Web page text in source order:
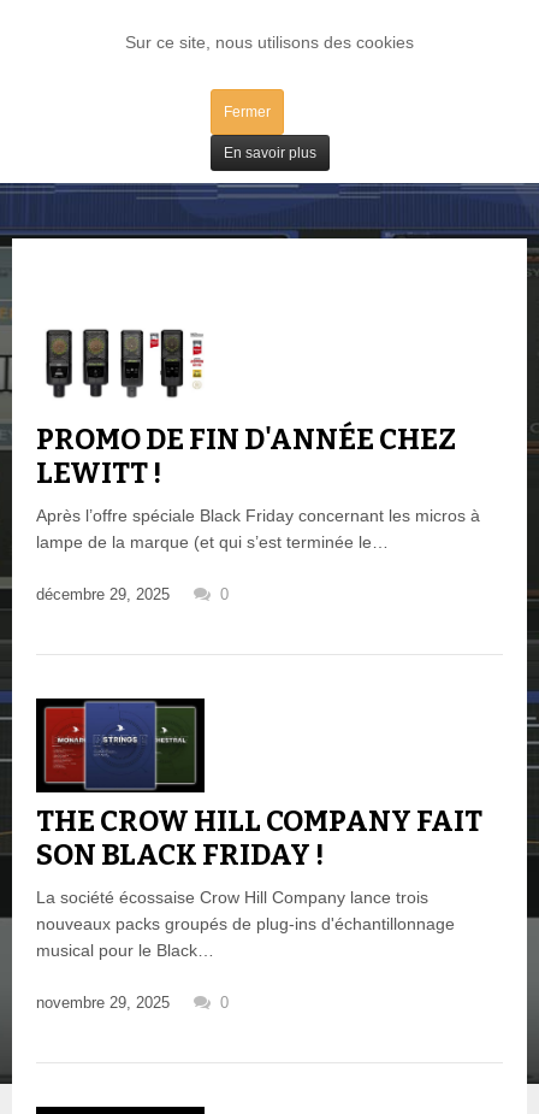
Sur ce site, nous utilisons des cookies
Fermer
En savoir plus
LOG IN
Bons Plans
PROMO DE FIN D'ANNÉE CHEZ
LEWITT !
Après l’offre spéciale Black Friday concernant les micros à
lampe de la marque (et qui s’est terminée le…
décembre 29, 2025 0
THE CROW HILL COMPANY FAIT
SON BLACK FRIDAY !
La société écossaise Crow Hill Company lance trois
nouveaux packs groupés de plug-ins d'échantillonnage
musical pour le Black…
novembre 29, 2025 0